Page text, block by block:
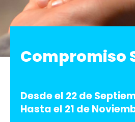
Compromiso
Desde el 22 de
Hasta el 21 de